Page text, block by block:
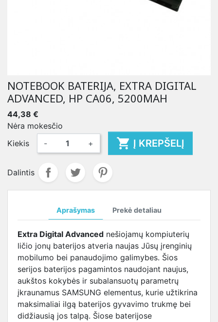
NOTEBOOK BATERIJA, EXTRA DIGITAL
ADVANCED, HP CA06, 5200MAH
44,38 €
Nėra mokesčio
Kiekis
- +  Į KREPŠELĮ
Dalintis
Aprašymas Prekė detaliau
Extra Digital Advanced nešiojamų kompiuterių
ličio jonų baterijos atveria naujas Jūsų įrenginių
mobilumo bei panaudojimo galimybes. Šios
serijos baterijos pagamintos naudojant naujus,
aukštos kokybės ir subalansuotų parametrų
įkraunamus SAMSUNG elementus, kurie užtikrina
maksimaliai ilgą baterijos gyvavimo trukmę bei
didžiausią jos talpą. Šiose baterijose